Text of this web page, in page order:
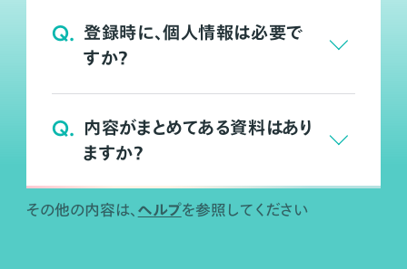
Q. 登録時に、個人情報は必要で
すか？
Q. 内容がまとめてある資料はあり
ますか？
その他の内容は、 ヘルプを参照してください